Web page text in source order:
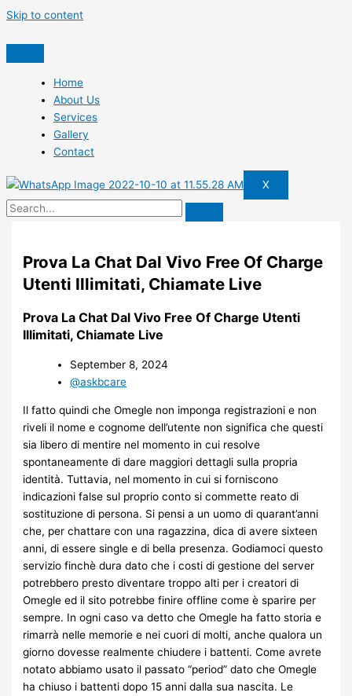
Skip to content
Home
About Us
Services
Gallery
Contact
X
Prova La Chat Dal Vivo Free Of Charge
Utenti Illimitati, Chiamate Live
Prova La Chat Dal Vivo Free Of Charge Utenti
Illimitati, Chiamate Live
September 8, 2024
@askbcare
Il fatto quindi che Omegle non imponga registrazioni e non
riveli il nome e cognome dell’utente non significa che questi
sia libero di mentire nel momento in cui resolve
spontaneamente di dare maggiori dettagli sulla propria
identità. Tuttavia, nel momento in cui si forniscono
indicazioni false sul proprio conto si commette reato di
sostituzione di persona. Si pensi a un uomo di quarant’anni
che, per chattare con una ragazzina, dica di avere sixteen
anni, di essere single e di bella presenza. Godiamoci questo
servizio finchè dura dato che i costi di gestione del server
potrebbero presto diventare troppo alti per i creatori di
Omegle ed il sito potrebbe finire offline come è sparire per
sempre. In ogni caso va detto che Omegle ha fatto storia e
rimarrà nelle memorie e nei cuori di molti, anche qualora un
giorno dovesse realmente chiudere i battenti. Come avrete
notato abbiamo usato il passato “period” dato che Omegle
ha chiuso i battenti dopo 15 anni dalla sua nascita. Le